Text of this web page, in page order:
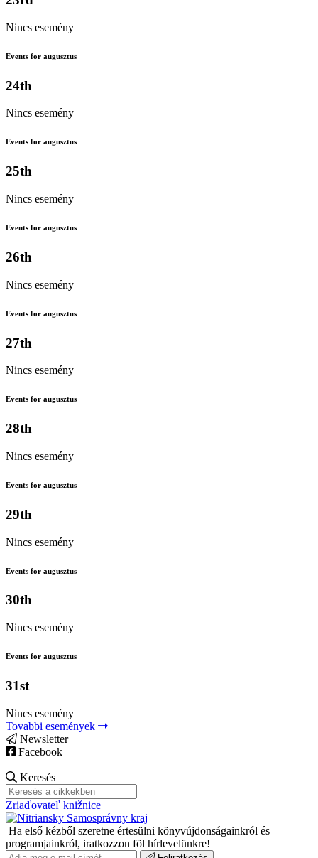
Nincs esemény
Events for augusztus
24th
Nincs esemény
Events for augusztus
25th
Nincs esemény
Events for augusztus
26th
Nincs esemény
Events for augusztus
27th
Nincs esemény
Events for augusztus
28th
Nincs esemény
Events for augusztus
29th
Nincs esemény
Events for augusztus
30th
Nincs esemény
Events for augusztus
31st
Nincs esemény
Tovabbi események
Newsletter
Facebook
Keresés
Zriaďovateľ knižnice
Ha első kézből szeretne értesülni könyvújdonságainkról és
programjainkról, iratkozzon föl hírlevelünkre!